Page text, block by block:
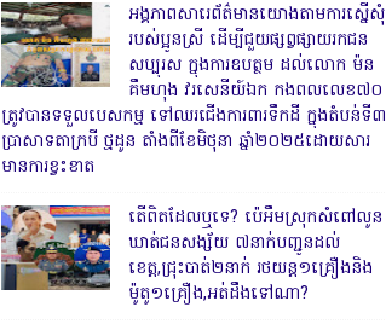
អង្គភាពសារេព័ត៌មានយោងតាមការស្នើសុំ
របស់ប្អូនស្រី ដើម្បីជួយផ្សព្វផ្សាយរកជន
សប្បុរស ក្នុងការឧបត្ថម ដល់លោក ម៉ន
គឹមហុង វរសេនីយ៍ឯក កងពលលេខ៧០
ត្រូវបានទទួលបេសកម្ម ទៅឈរជើងការពារទឹកដី ក្នុងតំបន់ទី៣
ប្រាសាទតាក្របី ថ្មដូន តាំងពីខែមិថុនា ឆ្នាំ២០២៥ដោយសារ
មានការខ្វះខាត
តើពិតដែលឬទេ? ប៉េអឹមស្រុកសំពៅលូន
ឃាត់ជនសង្ស័យ ៧នាក់បញ្ជូនដល់
ខេត្ត,ជ្រុះបាត់២នាក់ រថយន្ត១គ្រឿងនិង
ម៉ូតូ១គ្រឿង,អត់ដឹងទៅណា?